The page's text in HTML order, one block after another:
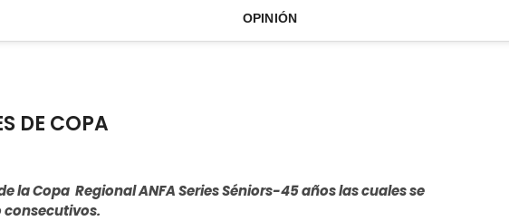
OPINIÓN
DE COPA
la Copa Regional ANFA Series Séniors-45 años las cuales se